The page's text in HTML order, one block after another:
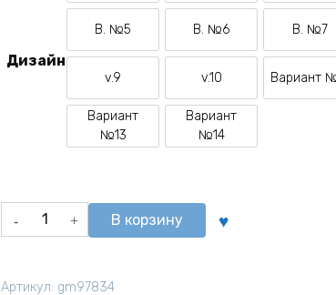
Дизайн
В. №5
Вариант №5
В. №6
Вариант №6
В. №7
v.9
Вариант №9
v.10
Вариант №10
Вариант
Вариант
№13Вариант №13
Вариант
№14
Вариант №14
Количество
товара
из
В корзину
Артикул: gm97834